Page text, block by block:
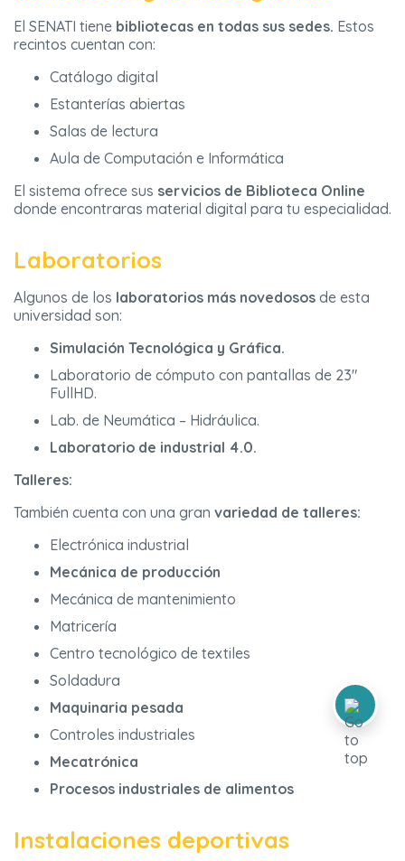
El SENATI tiene bibliotecas en todas sus sedes. Estos
recintos cuentan con:
Catálogo digital
Estanterías abiertas
Salas de lectura
Aula de Computación e Informática
El sistema ofrece sus servicios de Biblioteca Online
donde encontraras material digital para tu especialidad.
Laboratorios
Algunos de los laboratorios más novedosos de esta
universidad son:
Simulación Tecnológica y Gráfica.
Laboratorio de cómputo con pantallas de 23″
FullHD.
Lab. de Neumática – Hidráulica.
Laboratorio de industrial 4.0.
Talleres:
También cuenta con una gran variedad de talleres:
Electrónica industrial
Mecánica de producción
Mecánica de mantenimiento
Matricería
Centro tecnológico de textiles
Soldadura
Maquinaria pesada
Controles industriales
Mecatrónica
Procesos industriales de alimentos
Instalaciones deportivas